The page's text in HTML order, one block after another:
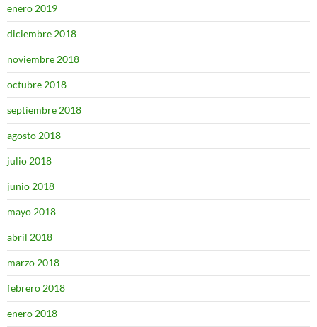
enero 2019
diciembre 2018
noviembre 2018
octubre 2018
septiembre 2018
agosto 2018
julio 2018
junio 2018
mayo 2018
abril 2018
marzo 2018
febrero 2018
enero 2018